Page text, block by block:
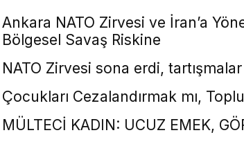
Ankara NATO Zirvesi ve İran’a
Bölgesel Savaş Riskine
NATO Zirvesi sona erdi,
Çocukları Cezalandırmak mı,
MÜLTECİ KADIN: UCUZ EMEK,